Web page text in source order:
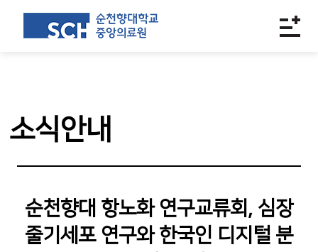
소식안내
순천향대 항노화 연구교류회, 심장
줄기세포 연구와 한국인 디지털 분